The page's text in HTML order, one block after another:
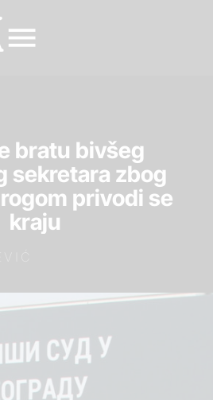
bratu bivšeg
sekretara zbog
privodi se
kraju